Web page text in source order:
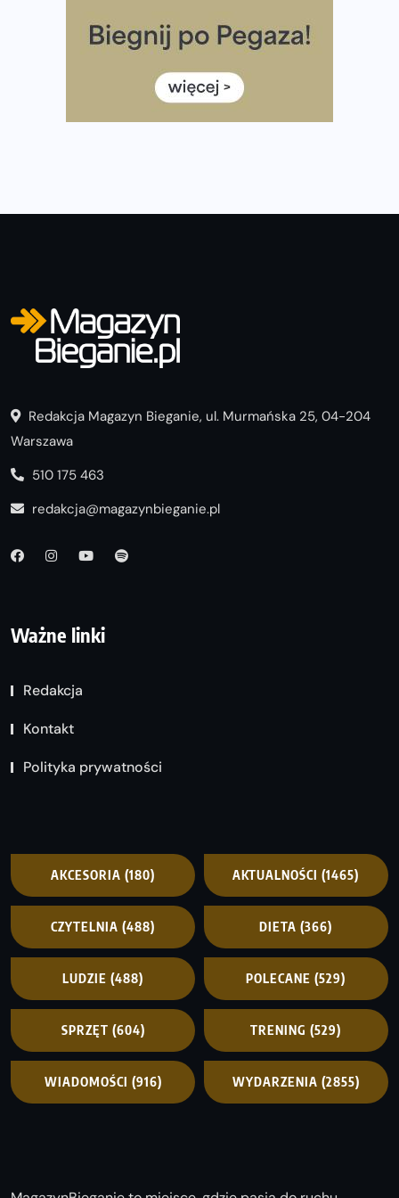
Rozbiegany Olsztyn szykuje się na weekend z
Już w tę sobotę 35. Bieg Powstania Warszawskiego.
Wystartuje rekordowa liczba uczestników
Redakcja Magazyn Bieganie, ul. Murmańska 25, 04-204
Warszawa
510 175 463
redakcja@magazynbieganie.pl
Ważne linki
Redakcja
Kontakt
Polityka prywatności
AKCESORIA (180) AKTUALNOŚCI (1465)
CZYTELNIA (488) DIETA (366)
LUDZIE (488) POLECANE (529)
SPRZĘT (604) TRENING (529)
WIADOMOŚCI (916) WYDARZENIA (2855)